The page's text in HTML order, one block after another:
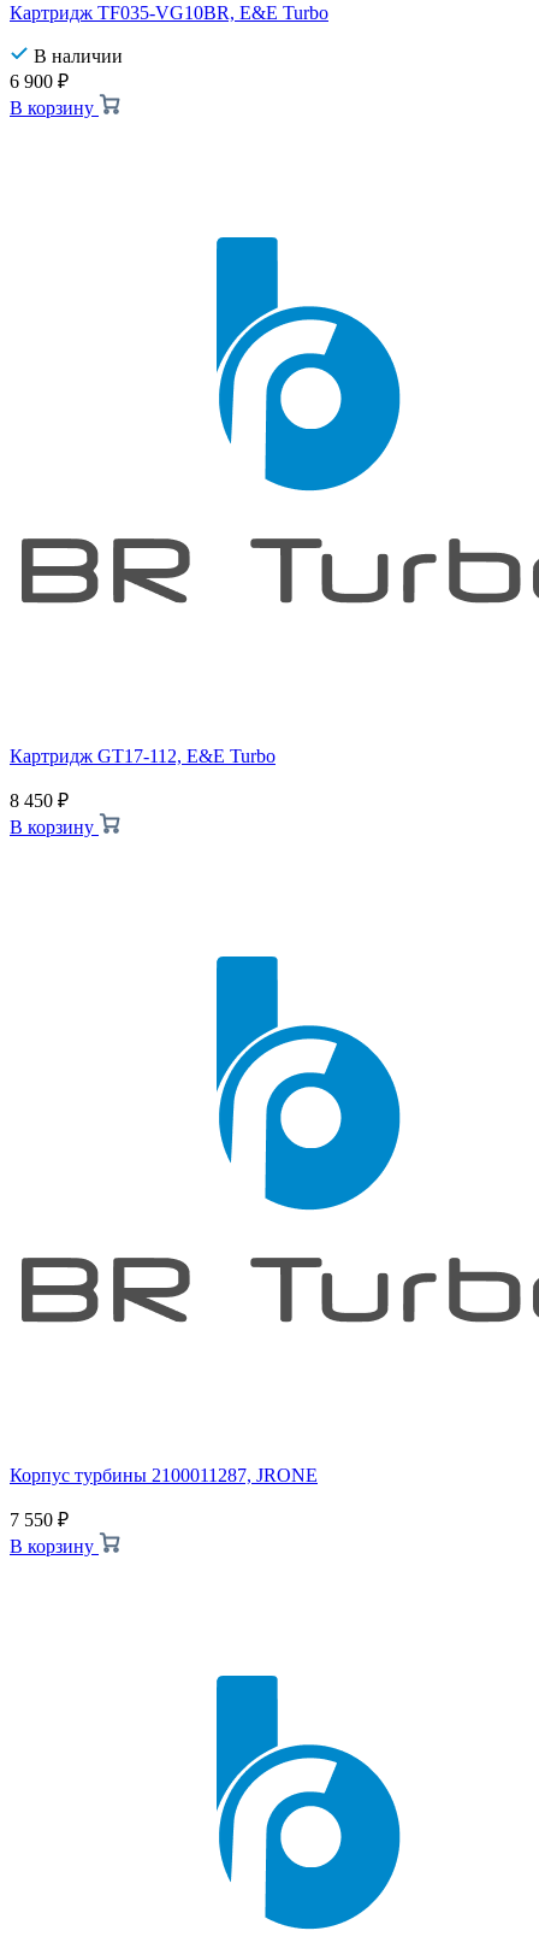
Картридж TF035-VG10BR, E&E Turbo
В наличии
6 900 ₽
В корзину
Картридж GT17-112, E&E Turbo
8 450 ₽
В корзину
Корпус турбины 2100011287, JRONE
7 550 ₽
В корзину